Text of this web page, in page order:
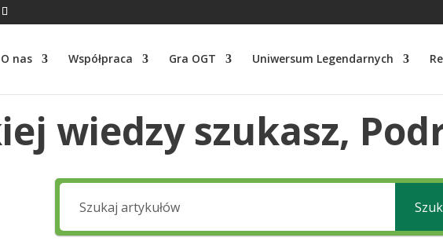
O nas Współpraca Gra OGT Uniwersum Legendarnych
wiedzy szukasz,